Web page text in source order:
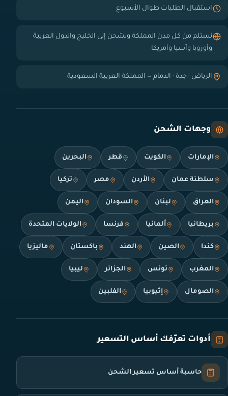
استقبال الطلبات طوال الأسبوع
نستلم من كل مدن المملكة ونشحن إلى الخليج والدول العربية
وأوروبا وآسيا وأمريكا
الرياض · جدة · الدمام — المملكة العربية السعودية
وجهات الشحن
الإمارات الكويت قطر البحرين
سلطنة عمان الأردن مصر تركيا
العراق لبنان السودان اليمن
بريطانيا ألمانيا فرنسا الولايات المتحدة
كندا الصين الهند باكستان ماليزيا
المغرب تونس الجزائر ليبيا
الصومال إثيوبيا الفلبين
أدوات تعرّفك أساس التسعير
حاسبة أساس تسعير الشحن